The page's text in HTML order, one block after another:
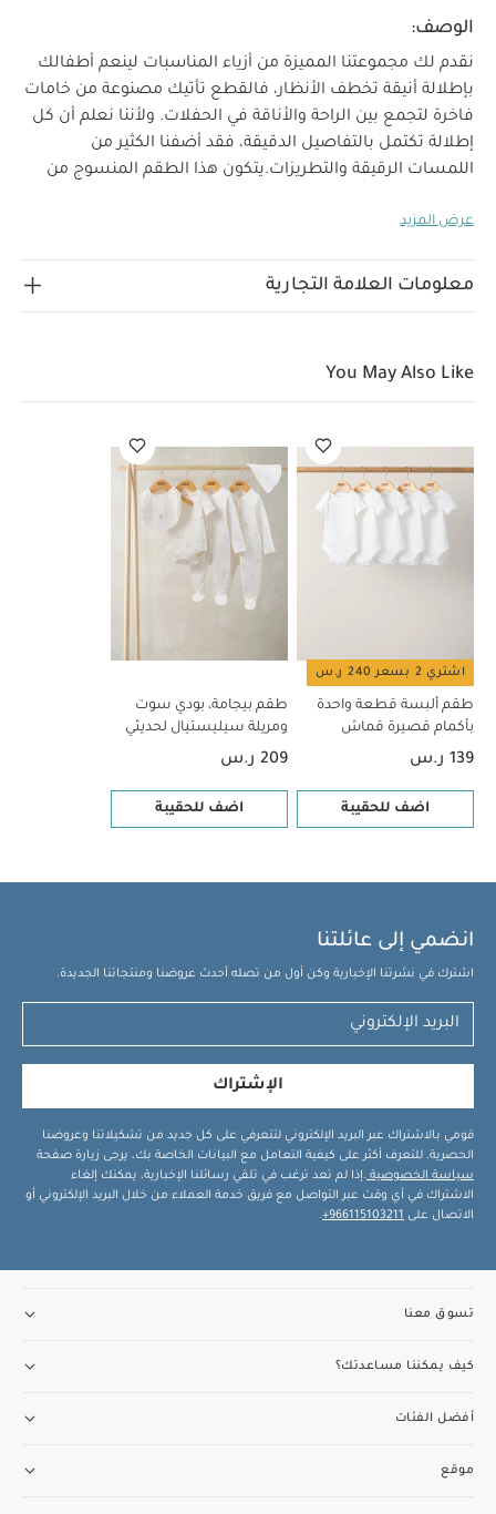
الوصف:
نقدم لك مجموعتنا المميزة من أزياء المناسبات لينعم أطفالك
بإطلالة أنيقة تخطف الأنظار، فالقطع تأتيك مصنوعة من خامات
فاخرة لتجمع بين الراحة والأناقة في الحفلات. ولأننا نعلم أن كل
إطلالة تكتمل بالتفاصيل الدقيقة، فقد أضفنا الكثير من
اللمسات الرقيقة والتطريزات.يتكون هذا الطقم المنسوج من
بتصميم على شكل جرس بكشكش وياقة بحافة صدفية
دقيق بأقدام متصلة وحزام خصر مطاطي لسهولة الارتداء
تعليمات العناية/الإرشادات:
تجفيف بدرجة حرارة منخفضة
كي على درجة حرارة
منخفضة
ممنوع التنظيف الجاف
تغسل الألوان الداكنة
على حدة
الغسيل والكي على الجانب الآخر قد يعجبك أيضاً:
قطع
عرض المزيد
معلومات العلامة التجارية
You May Also Like
اشتري 2 بسعر 240 ر.س
طقم ألبسة قطعة واحدة
بأكمام قصيرة قماش
عضوي بلون أبيض - 5 قطع
139 ر.س
اضف للحقيبة
طقم بيجامة، بودي سوت
ومريلة سيليستيال لحديثي
الولادة، 5 قطع
209 ر.س
اضف للحقيبة
انضمي إلى عائلتنا
اشترك في نشرتنا الإخبارية وكن أول من تصله أحدث عروضنا ومنتجاتنا الجديدة.
الإشتراك
قومي بالاشتراك عبر البريد الإلكتروني لتتعرفي على كل جديد من تشكيلاتنا وعروضنا
الحصرية. للتعرف أكثر على كيفية التعامل مع البيانات الخاصة بك، يرجى زيارة صفحة
سياسة الخصوصية .إذا لم تعد ترغب في تلقي رسائلنا الإخبارية، يمكنك إلغاء
الاشتراك في أي وقت عبر التواصل مع فريق خدمة العملاء من خلال البريد الإلكتروني أو
الاتصال على 966115103211+
.
تسوق معنا
كيف يمكننا مساعدتك؟
أفضل الفئات
موقع